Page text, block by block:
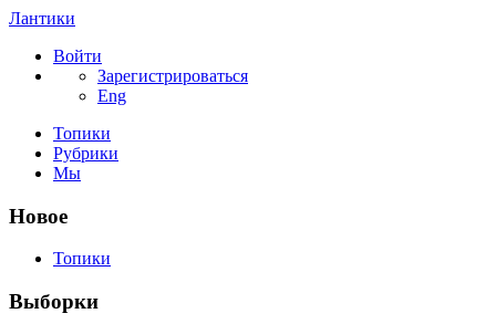
Лантики
Войти
Зарегистрироваться
Eng
Топики
Рубрики
Мы
Новое
Топики
Выборки